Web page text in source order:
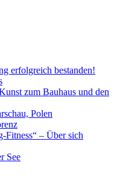
erfolgreich bestanden!
zum Bauhaus und den
Polen
Fitness“ – Über sich
See